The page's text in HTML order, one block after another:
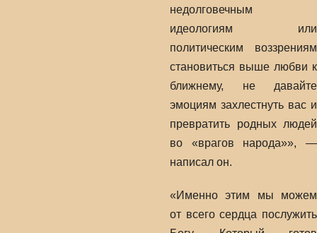
недолговечным
идеологиям или
политическим воззрениям
становиться выше любви к
ближнему, не давайте
эмоциям захлестнуть вас и
превратить родных людей
во «врагов народа»», —
написал он.
«Именно этим мы можем
от всего сердца послужить